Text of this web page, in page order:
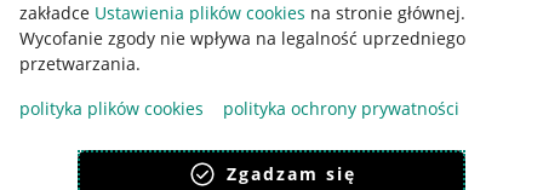
zakładce Ustawienia plików cookies na stronie głównej.
Wycofanie zgody nie wpływa na legalność uprzedniego
przetwarzania.
polityka plików cookies
polityka ochrony prywatności
Zgadzam się